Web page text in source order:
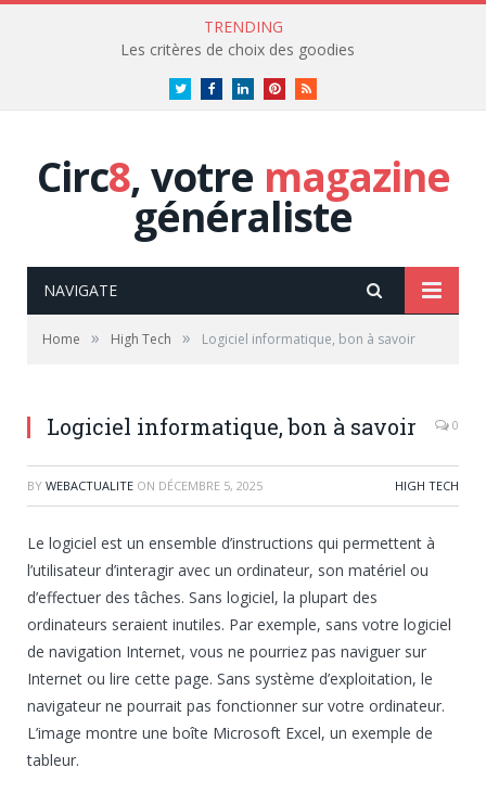
TRENDING
Les critères de choix des goodies
TwitterFacebookLinkedInPinterestRSS
Circ8, votre magazine
généraliste
NAVIGATE
Home » High Tech » Logiciel informatique, bon à savoir
Logiciel informatique, bon à savoir 0
BY WEBACTUALITE ON DÉCEMBRE 5, 2025 HIGH TECH
Le logiciel est un ensemble d’instructions qui permettent à
l’utilisateur d’interagir avec un ordinateur, son matériel ou
d’effectuer des tâches. Sans logiciel, la plupart des
ordinateurs seraient inutiles. Par exemple, sans votre logiciel
de navigation Internet, vous ne pourriez pas naviguer sur
Internet ou lire cette page. Sans système d’exploitation, le
navigateur ne pourrait pas fonctionner sur votre ordinateur.
L’image montre une boîte Microsoft Excel, un exemple de
tableur.